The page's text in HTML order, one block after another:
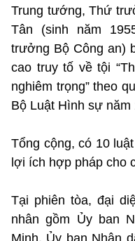
Trung tướng, Thứ
Tân (sinh năm
trưởng Bộ Công an)
cao truy tố về tội
nghiêm trọng” theo
Bộ Luật Hình sự năm
Tổng cộng, có 10
lợi ích hợp pháp cho
Tại phiên tòa, đại
nhân gồm Ủy ban